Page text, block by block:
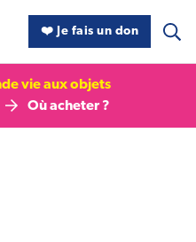
❤️ Je fais un don
vie aux objets
Où acheter ?